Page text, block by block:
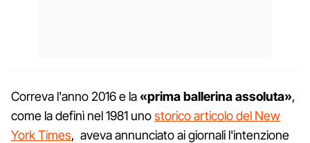
Correva l'anno 2016 e la«prima ballerina assoluta»,
come la definì nel 1981 unostorico articolo del New
York Times, aveva annunciato ai giornali l'intenzione